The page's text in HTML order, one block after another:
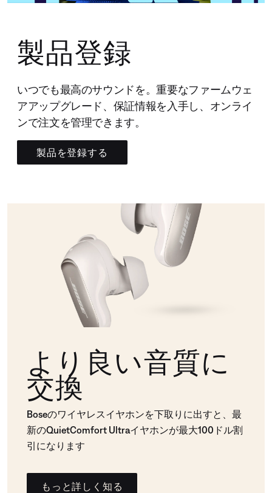
製品登録
いつでも最高のサウンドを。重要なファームウェ
アアップグレード、保証情報を入手し、オンライ
ンで注文を管理できます。
製品を登録する
より良い音質に
交換
Boseのワイヤレスイヤホンを下取りに出すと、最
新のQuietComfort Ultraイヤホンが最大100ドル割
引になります
もっと詳しく知る